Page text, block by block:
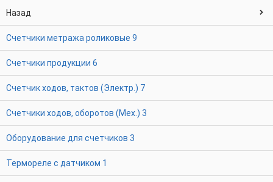
Назад
Счетчики метража роликовые 9
Счетчики продукции 6
Счетчик ходов, тактов (Электр.) 7
Счетчики ходов, оборотов (Мех.) 3
Оборудование для счетчиков 3
Термореле с датчиком 1